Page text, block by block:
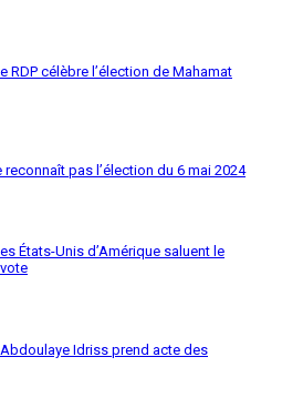
RDP célèbre l’élection de Mahamat
reconnaît pas l’élection du 6 mai 2024
États-Unis d’Amérique saluent le
Idriss prend acte des